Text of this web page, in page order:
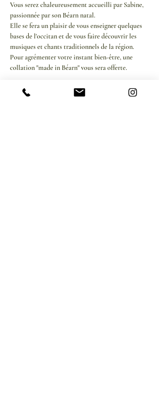
Vous serez chaleureusement accueilli par Sabine,
passionnée par son Béarn natal.
Elle se fera un plaisir de vous enseigner quelques
bases de l'occitan et de vous faire découvrir les
musiques et chants traditionnels de la région.
Pour agrémenter votre instant bien-être, une
collation "made in Béarn" vous sera offerte.